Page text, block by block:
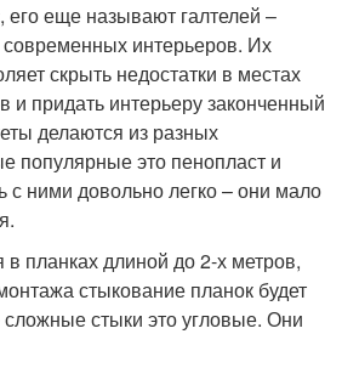
его еще называют галтелей –
интерьеров. Их
скрыть недостатки в местах
и придать интерьеру законченный
делаются из разных
популярные это пенопласт и
с ними довольно легко – они мало
в планках длиной до 2-х метров,
стыкование планок будет
стыки это угловые. Они